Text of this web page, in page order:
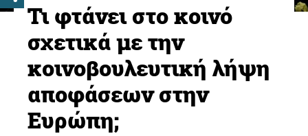
Τι φτάνει στο κοινό
σχετικά με την
κοινοβουλευτική λήψη
αποφάσεων στην
Ευρώπη;